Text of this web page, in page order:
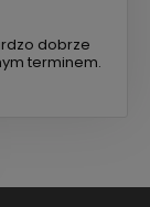
dobrze
terminem.